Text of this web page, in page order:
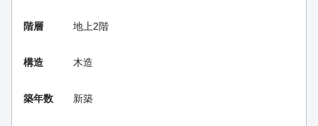
階層 地上2階
構造 木造
築年数 新築